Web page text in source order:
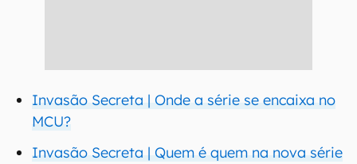
Invasão Secreta | Onde a série se encaixa no
MCU?
Invasão Secreta | Quem é quem na nova série